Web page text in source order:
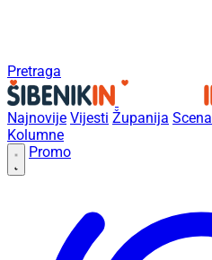
Pretraga
Najnovije Vijesti Županija Scena
Kolumne
Promo